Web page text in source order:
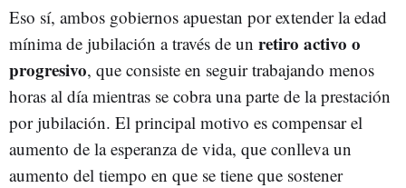
Eso sí, ambos gobiernos apuestan por extender la edad
mínima de jubilación a través de un retiro activo o
progresivo, que consiste en seguir trabajando menos
horas al día mientras se cobra una parte de la prestación
por jubilación. El principal motivo es compensar el
aumento de la esperanza de vida, que conlleva un
aumento del tiempo en que se tiene que sostener